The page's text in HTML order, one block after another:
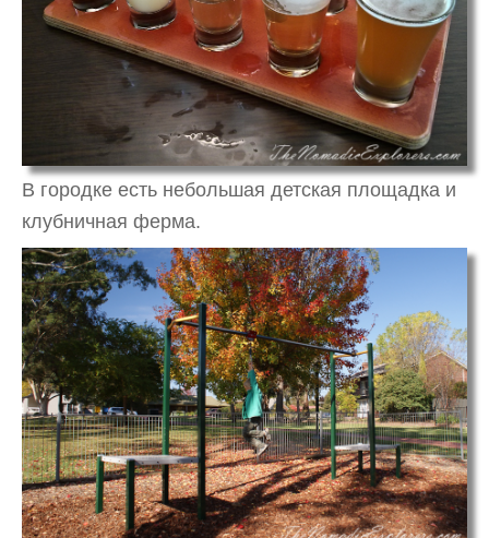
В городке есть небольшая детская площадка и
клубничная ферма.